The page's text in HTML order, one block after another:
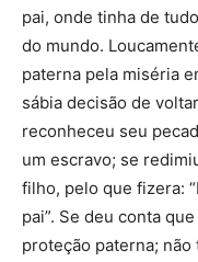
pai, onde tinha de
do mundo.
paterna pela miséria
sábia decisão de
reconheceu seu
um escravo; se
filho, pelo que fizera:
pai”. Se deu conta
proteção paterna;